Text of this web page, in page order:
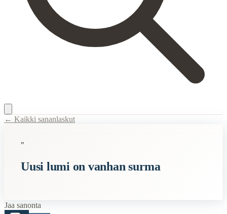
Description:
Sananlasku tarkoittaa sitä, että uusien asioiden tai
Suomalaiset
← Kaikki sananlaskut
"
Uusi lumi on vanhan surma
Jaa sanonta